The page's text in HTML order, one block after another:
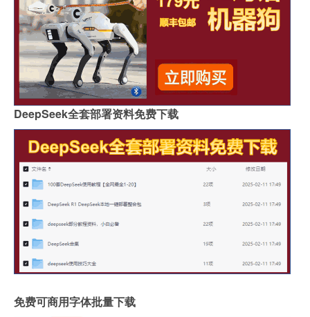
DeepSeek全套部署资料免费下载
免费可商用字体批量下载